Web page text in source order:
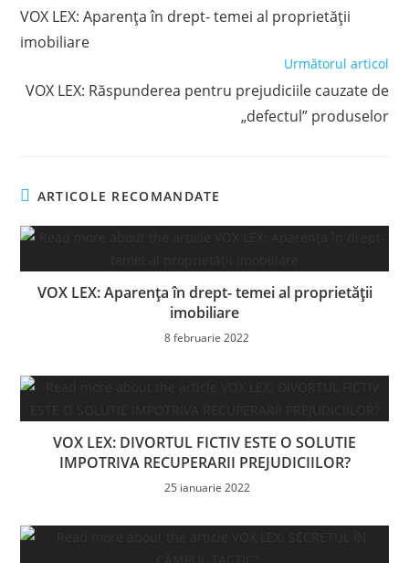
articles
VOX LEX: Aparența în drept- temei al proprietății
imobiliare
Următorul articol
VOX LEX: Răspunderea pentru prejudiciile cauzate de
„defectul” produselor
ARTICOLE RECOMANDATE
VOX LEX: Aparența în drept- temei al proprietății
imobiliare
8 februarie 2022
VOX LEX: DIVORTUL FICTIV ESTE O SOLUTIE
IMPOTRIVA RECUPERARII PREJUDICIILOR?
25 ianuarie 2022